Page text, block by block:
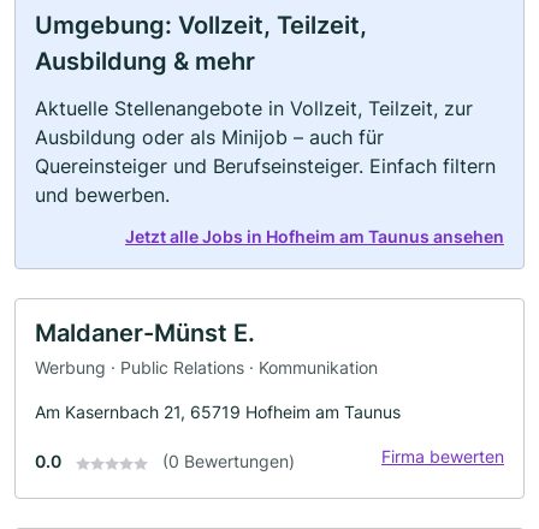
Umgebung: Vollzeit, Teilzeit,
Ausbildung & mehr
Aktuelle Stellenangebote in Vollzeit, Teilzeit, zur
Ausbildung oder als Minijob – auch für
Quereinsteiger und Berufseinsteiger. Einfach filtern
und bewerben.
Jetzt alle Jobs in Hofheim am Taunus ansehen
Maldaner-Münst E.
Werbung · Public Relations · Kommunikation
Am Kasernbach 21, 65719 Hofheim am Taunus
0.0 (0 Bewertungen) Firma bewerten